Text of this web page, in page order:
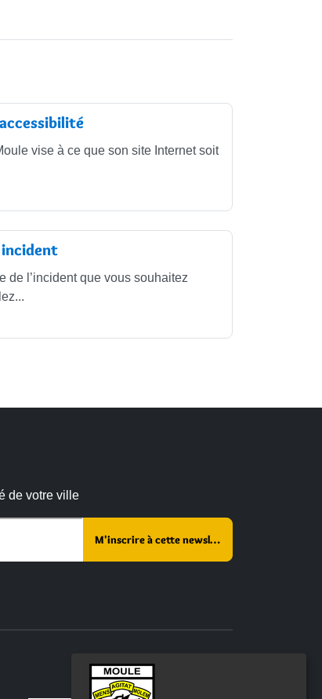
vise à ce que son site Internet soit
incident
de l’incident que vous souhaitez
de votre ville